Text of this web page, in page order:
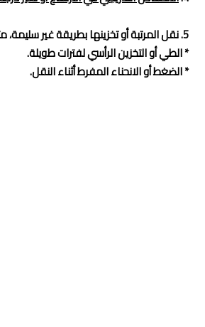
5. نقل المرتبة أو تخزينها بطريقة غير سليمة، مثل:
* الطي أو التخزين الرأسي لفترات طويلة.
* الضغط أو الانحناء المفرط أثناء النقل.